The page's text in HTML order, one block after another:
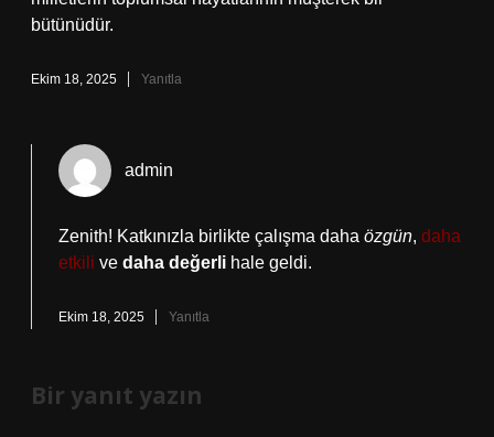
bütünüdür.
Ekim 18, 2025 Yanıtla
admin
Zenith! Katkınızla birlikte çalışma daha özgün, daha
etkili ve daha değerli hale geldi.
Ekim 18, 2025 Yanıtla
Bir yanıt yazın